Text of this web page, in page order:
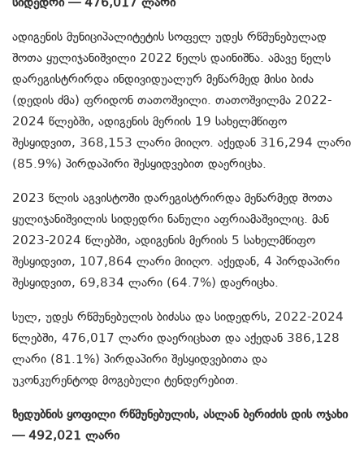
ადიგენის მუნიციპალიტეტის სოფელ უდეს რწმუნებულად
შოთა ყულიჯანიშვილი 2022 წელს დაინიშნა. ამავე წელს
დარეგისტრირდა ინდივიდუალურ მეწარმედ მისი ბიძა
(დედის ძმა) ფრიდონ თათოშვილი. თათოშვილმა 2022-
2024 წლებში, ადიგენის მერიის 19 სახელმწიფო
შესყიდვით, 368,153 ლარი მიიღო. აქედან 316,294 ლარი
(85.9%) პირდაპირი შესყიდვებით დაერიცხა.
2023 წლის აგვისტოში დარეგისტრირდა მეწარმედ შოთა
ყულიჯანიშვილის სიდედრი ნანული აფრიამაშვილიც. მან
2023-2024 წლებში, ადიგენის მერიის 5 სახელმწიფო
შესყიდვით, 107,864 ლარი მიიღო. აქედან, 4 პირდაპირი
შესყიდვით, 69,834 ლარი (64.7%) დაერიცხა.
სულ, უდეს რწმუნებულის ბიძასა და სიდედრს, 2022-2024
წლებში, 476,017 ლარი დაერიცხათ და აქედან 386,128
ლარი (81.1%) პირდაპირი შესყიდვებითა და
უკონკურენტოდ მოგებული ტენდერებით.
ზედუბნის ყოფილი რწმუნებულის, ასლან ბერიძის დის ოჯახი
— 492,021 ლარი